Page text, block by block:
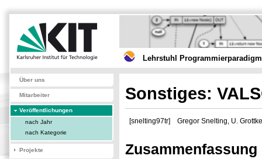
Lehrstuhl
Über uns
Mitarbeiter
Veröffentlichungen
nach Jahr
nach Kategorie
Projekte
Sonstiges:
[snelting97tr] Gregor Snelting, U.
Zusammenfassung